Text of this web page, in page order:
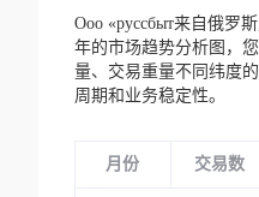
Ооо «руссбыт来自俄罗
年的市场趋势分析图，
量、交易重量不同纬度
周期和业务稳定性。
月份 交易数